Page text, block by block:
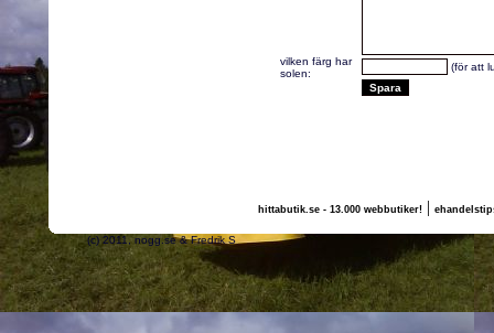
vilken färg har
solen:
(för att
hittabutik.se - 13.000 webbutiker!|
(c) 2011, nogg.se & Fredrik S